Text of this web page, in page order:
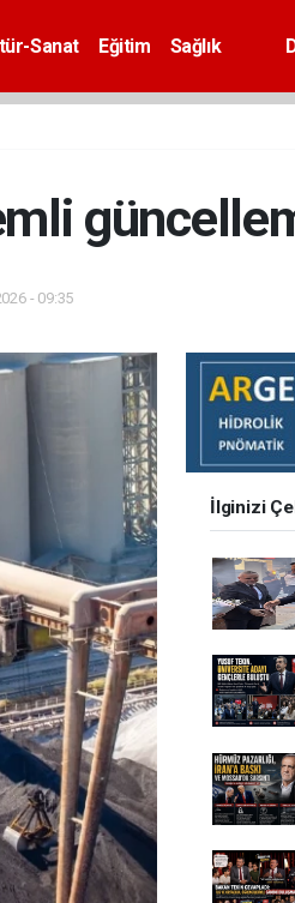
Sanat Eğitim
Sağlık
- 09:35
İlginizi